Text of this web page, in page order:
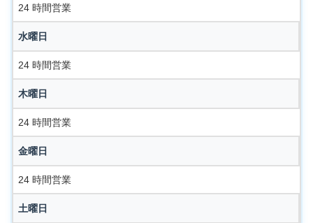
24 時間営業
水曜日
24 時間営業
木曜日
24 時間営業
金曜日
24 時間営業
土曜日